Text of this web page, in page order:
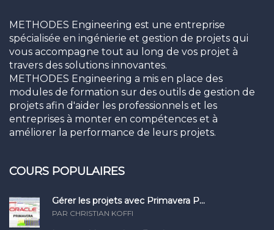
METHODES Engineering est une entreprise
spécialisée en ingénierie et gestion de projets qui
vous accompagne tout au long de vos projet à
travers des solutions innovantes.
METHODES Engineering a mis en place des
modules de formation sur des outils de gestion de
projets afin d'aider les professionnels et les
entreprises à monter en compétences et à
améliorer la performance de leurs projets.
COURS POPULAIRES
Gérer les projets avec Primavera P...
PAR CHRISTIAN KOFFI